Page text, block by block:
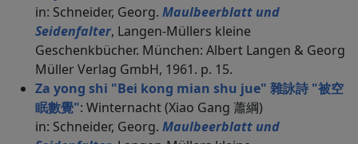
in: Schneider, Georg. Maulbeerblatt und
Seidenfalter, Langen-Müllers kleine
Geschenkbücher. München: Albert Langen & Georg
Müller Verlag GmbH, 1961. p. 15.
Za yong shi "Bei kong mian shu jue" 雜詠詩 "被空
眠數覺": Winternacht (Xiao Gang 蕭綱)
in: Schneider, Georg. Maulbeerblatt und